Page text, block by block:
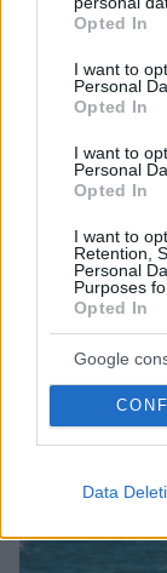
grant or deny
use your data
consent section.
Opted In
I want to
Personal
Opted In
I want to
Personal
Opted In
I want to
Retention,
Personal
Purposes
Opted In
Google
Data
ελικόπτερό
λουόμενους -